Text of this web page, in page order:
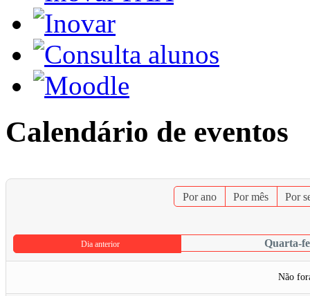
Calendário de eventos
Por ano Por mês Por
Dia anterior Quarta-
Não